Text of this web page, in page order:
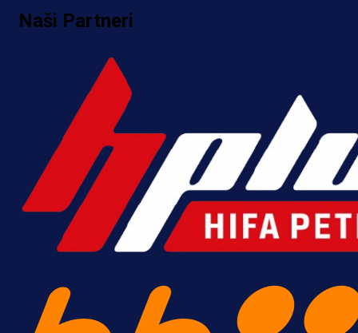
Naši Partneri